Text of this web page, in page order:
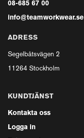
08-685 67 00
info@teamworkwear.se
ADRESS
Segelbåtsvägen 2
11264 Stockholm
KUNDTJÄNST
Kontakta oss
Logga in